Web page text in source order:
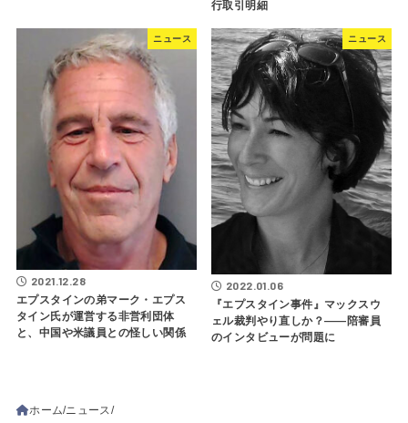
行取引明細
ニュース
2021.12.28
エプスタインの弟マーク・エプス
タイン氏が運営する非営利団体
と、中国や米議員との怪しい関係
ニュース
2022.01.06
『エプスタイン事件』マックスウ
ェル裁判やり直しか？――陪審員
のインタビューが問題に
ホーム ニュース